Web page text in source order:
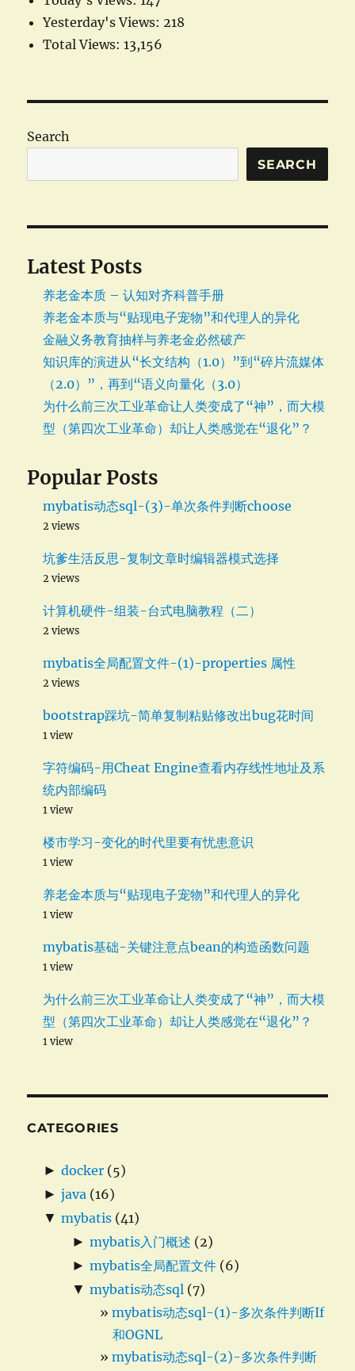
Yesterday's Views:218
Total Views:13,156
Search
SEARCH
Latest Posts
养老金本质 – 认知对齐科普手册
养老金本质与“贴现电子宠物”和代理人的异化
金融义务教育抽样与养老金必然破产
知识库的演进从“长文结构（1.0）”到“碎片流媒体
（2.0）”，再到“语义向量化（3.0）
为什么前三次工业革命让人类变成了“神”，而大模
型（第四次工业革命）却让人类感觉在“退化”？
Popular Posts
mybatis动态sql-(3)-单次条件判断choose
2 views
坑爹生活反思-复制文章时编辑器模式选择
2 views
计算机硬件-组装-台式电脑教程（二）
2 views
mybatis全局配置文件-(1)-properties 属性
2 views
bootstrap踩坑-简单复制粘贴修改出bug花时间
1 view
字符编码-用Cheat Engine查看内存线性地址及系
统内部编码
1 view
楼市学习-变化的时代里要有忧患意识
1 view
养老金本质与“贴现电子宠物”和代理人的异化
1 view
mybatis基础-关键注意点bean的构造函数问题
1 view
为什么前三次工业革命让人类变成了“神”，而大模
型（第四次工业革命）却让人类感觉在“退化”？
1 view
CATEGORIES
► docker (5)
► java (16)
▼ mybatis (41)
► mybatis入门概述 (2)
► mybatis全局配置文件 (6)
▼ mybatis动态sql (7)
mybatis动态sql-(1)-多次条件判断If
和OGNL
mybatis动态sql-(2)-多次条件判断